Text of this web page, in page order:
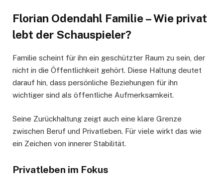
Florian Odendahl Familie – Wie privat
lebt der Schauspieler?
Familie scheint für ihn ein geschützter Raum zu sein, der
nicht in die Öffentlichkeit gehört. Diese Haltung deutet
darauf hin, dass persönliche Beziehungen für ihn
wichtiger sind als öffentliche Aufmerksamkeit.
Seine Zurückhaltung zeigt auch eine klare Grenze
zwischen Beruf und Privatleben. Für viele wirkt das wie
ein Zeichen von innerer Stabilität.
Privatleben im Fokus